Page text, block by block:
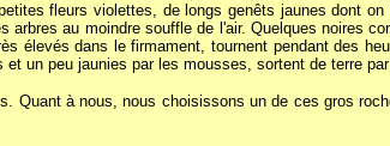
fleurs violettes, de longs genêts jaunes dont
arbres au moindre souffle de l'air. Quelques
élevés dans le firmament, tournent pendant des
un peu jaunies par les mousses, sortent de terre
Quant à nous, nous choisissons un de ces gros